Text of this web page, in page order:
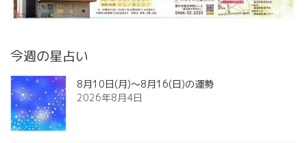
今週の星占い
8月10日(月)～8月16(日)の運勢
2026年8月4日